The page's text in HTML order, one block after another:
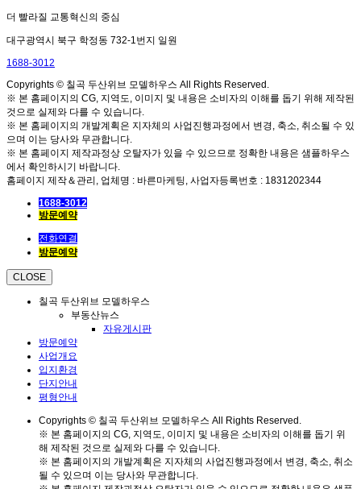
더 빨라질 교통혁신의 중심
대구광역시 북구 학정동 732-1번지 일원
1688-3012
Copyrights © 칠곡 두산위브 모델하우스 All Rights Reserved.
※ 본 홈페이지의 CG, 지역도, 이미지 및 내용은 소비자의 이해를 돕기 위해 제작된
것으로 실제와 다를 수 있습니다.
※ 본 홈페이지의 개발계획은 지자체의 사업진행과정에서 변경, 축소, 취소될 수 있
으며 이는 당사와 무관합니다.
※ 본 홈페이지 제작과정상 오탈자가 있을 수 있으므로 정확한 내용은 샘플하우스
에서 확인하시기 바랍니다.
홈페이지 제작＆관리, 업체명 : 바른마케팅, 사업자등록번호 : 1831202344
1688-3012
방문예약
전화연결
방문예약
CLOSE
칠곡 두산위브 모델하우스
부동산뉴스
자유게시판
방문예약
사업개요
입지환경
단지안내
평형안내
Copyrights © 칠곡 두산위브 모델하우스 All Rights Reserved.
※ 본 홈페이지의 CG, 지역도, 이미지 및 내용은 소비자의 이해를 돕기 위
해 제작된 것으로 실제와 다를 수 있습니다.
※ 본 홈페이지의 개발계획은 지자체의 사업진행과정에서 변경, 축소, 취소
될 수 있으며 이는 당사와 무관합니다.